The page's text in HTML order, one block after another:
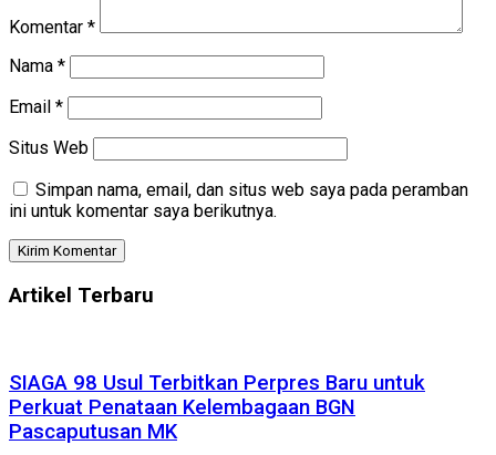
Komentar *
Nama *
Email *
Situs Web
Simpan nama, email, dan situs web saya pada peramban
ini untuk komentar saya berikutnya.
Artikel Terbaru
SIAGA 98 Usul Terbitkan Perpres Baru untuk
Perkuat Penataan Kelembagaan BGN
Pascaputusan MK